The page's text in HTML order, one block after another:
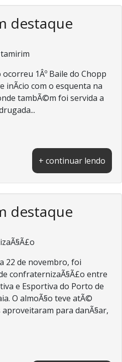
destaque
1Âº Baile do Chopp
inÃ­cio com o esquenta na
tambÃ©m foi servida a
+ continuar lendo
destaque
22 de novembro, foi
confraternizaÃ§Ã£o entre
e Esportiva do Porto de
O almoÃ§o teve atÃ©
aproveitaram para danÃ§ar,